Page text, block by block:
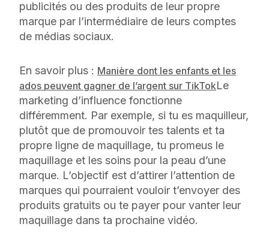
publicités ou des produits de leur propre
marque par l’intermédiaire de leurs comptes
de médias sociaux.
En savoir plus : Manière dont les enfants et les
ados peuvent gagner de l’argent sur TikTokLe
marketing d’influence fonctionne
différemment. Par exemple, si tu es maquilleur,
plutôt que de promouvoir tes talents et ta
propre ligne de maquillage, tu promeus le
maquillage et les soins pour la peau d’une
marque. L’objectif est d’attirer l’attention de
marques qui pourraient vouloir t’envoyer des
produits gratuits ou te payer pour vanter leur
maquillage dans ta prochaine vidéo.